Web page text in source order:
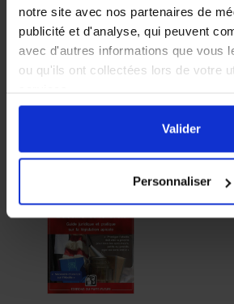
notre site avec nos partenaires de
publicité et d'analyse, qui peuvent
avec d'autres informations que vous
ou qu'ils ont collectées lors de votre
En cliquant sur le boutonValider
l'ensemble des cookies de notre site
nos partenaires. Vous pouvez
Valider
Personnaliser
Produits